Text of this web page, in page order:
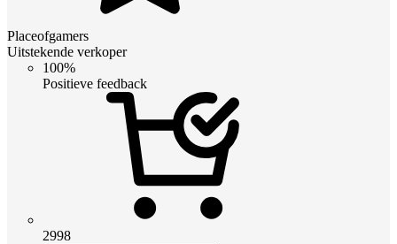
Placeofgamers
Uitstekende verkoper
100%
Positieve feedback
2998